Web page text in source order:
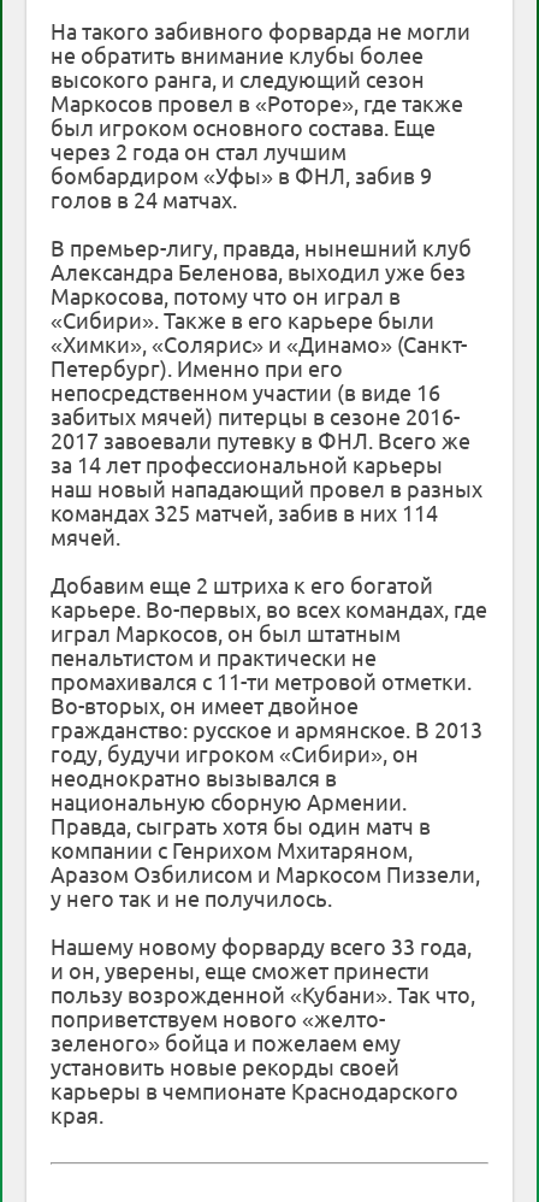
На такого забивного форварда не могли
не обратить внимание клубы более
высокого ранга, и следующий сезон
Маркосов провел в «Роторе», где также
был игроком основного состава. Еще
через 2 года он стал лучшим
бомбардиром «Уфы» в ФНЛ, забив 9
голов в 24 матчах.
В премьер-лигу, правда, нынешний клуб
Александра Беленова, выходил уже без
Маркосова, потому что он играл в
«Сибири». Также в его карьере были
«Химки», «Солярис» и «Динамо» (Санкт-
Петербург). Именно при его
непосредственном участии (в виде 16
забитых мячей) питерцы в сезоне 2016-
2017 завоевали путевку в ФНЛ. Всего же
за 14 лет профессиональной карьеры
наш новый нападающий провел в разных
командах 325 матчей, забив в них 114
мячей.
Добавим еще 2 штриха к его богатой
карьере. Во-первых, во всех командах, где
играл Маркосов, он был штатным
пенальтистом и практически не
промахивался с 11-ти метровой отметки.
Во-вторых, он имеет двойное
гражданство: русское и армянское. В 2013
году, будучи игроком «Сибири», он
неоднократно вызывался в
национальную сборную Армении.
Правда, сыграть хотя бы один матч в
компании с Генрихом Мхитаряном,
Аразом Озбилисом и Маркосом Пиззели,
у него так и не получилось.
Нашему новому форварду всего 33 года,
и он, уверены, еще сможет принести
пользу возрожденной «Кубани». Так что,
поприветствуем нового «желто-
зеленого» бойца и пожелаем ему
установить новые рекорды своей
карьеры в чемпионате Краснодарского
края.